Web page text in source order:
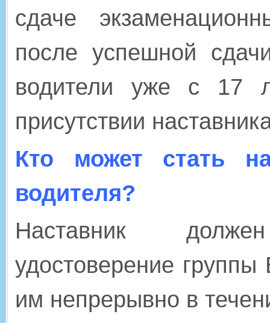
сдаче
после успешной
водители уже с 17
присутствии
Кто может стать
водителя?
Наставник
удостоверение
им непрерывно в